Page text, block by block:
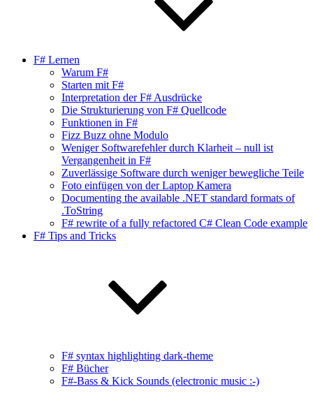
F# Lernen
Warum F#
Starten mit F#
Interpretation der F# Ausdrücke
Die Strukturierung von F# Quellcode
Funktionen in F#
Fizz Buzz ohne Modulo
Weniger Softwarefehler durch Klarheit – null ist
Vergangenheit in F#
Zuverlässige Software durch weniger bewegliche Teile
Foto einfügen von der Laptop Kamera
Documenting the available .NET standard formats of
.ToString
F# rewrite of a fully refactored C# Clean Code example
F# Tips and Tricks
F# syntax highlighting dark-theme
F# Bücher
F#-Bass & Kick Sounds (electronic music :-)